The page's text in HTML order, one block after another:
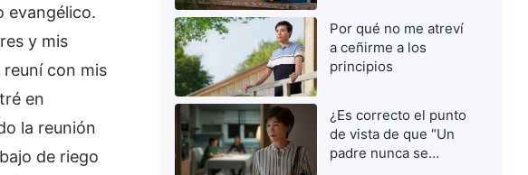
evangélico.
y mis
reuní con mis
en
la reunión
de riego
Por qué no me atreví
a ceñirme a los
principios
¿Es correcto el punto
de vista de que “Un
padre nunca se